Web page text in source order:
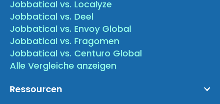
Jobbatical vs. Localyze
Jobbatical vs. Deel
Jobbatical vs. Envoy Global
Jobbatical vs. Fragomen
Jobbatical vs. Centuro Global
Alle Vergleiche anzeigen
Ressourcen